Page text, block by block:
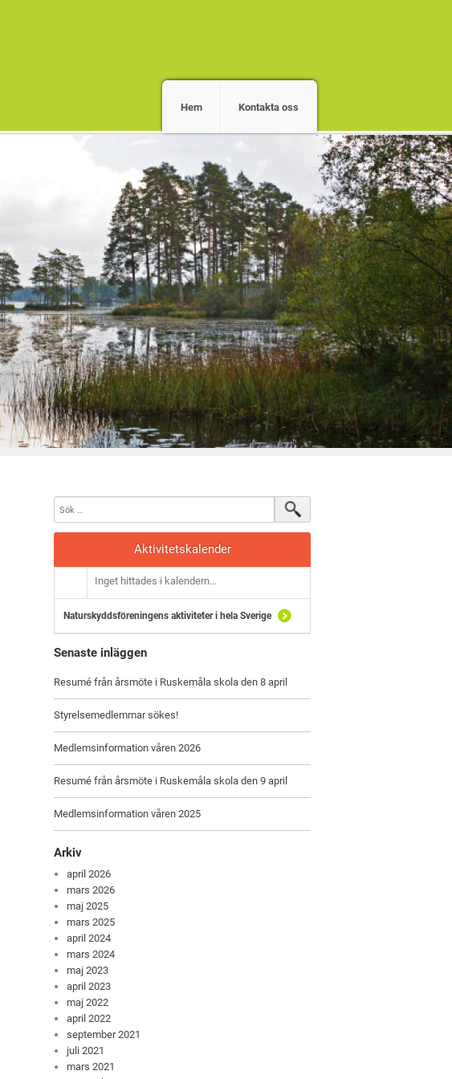
Hem Kontakta oss
Aktivitetskalender
Inget hittades i kalendern...
Naturskyddsföreningens aktiviteter i hela Sverige
Senaste inläggen
Resumé från årsmöte i Ruskemåla skola den 8 april
Styrelsemedlemmar sökes!
Medlemsinformation våren 2026
Resumé från årsmöte i Ruskemåla skola den 9 april
Medlemsinformation våren 2025
Arkiv
april 2026
mars 2026
maj 2025
mars 2025
april 2024
mars 2024
maj 2023
april 2023
maj 2022
april 2022
september 2021
juli 2021
mars 2021